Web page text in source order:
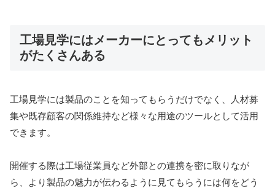
工場見学にはメーカーにとってもメリット
がたくさんある
工場見学には製品のことを知ってもらうだけでなく、人材募
集や既存顧客の関係維持など様々な用途のツールとして活用
できます。
開催する際は工場従業員など外部との連携を密に取りなが
ら、より製品の魅力が伝わるように見てもらうには何をどう